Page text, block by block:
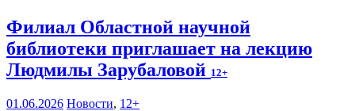
Филиал Областной научной
библиотеки приглашает на лекцию
Людмилы Зарубаловой 12+
01.06.2026 Новости, 12+